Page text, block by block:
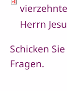
Herrn
Schicken
Fragen.